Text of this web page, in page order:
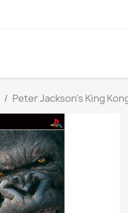
Peter Jackson's King